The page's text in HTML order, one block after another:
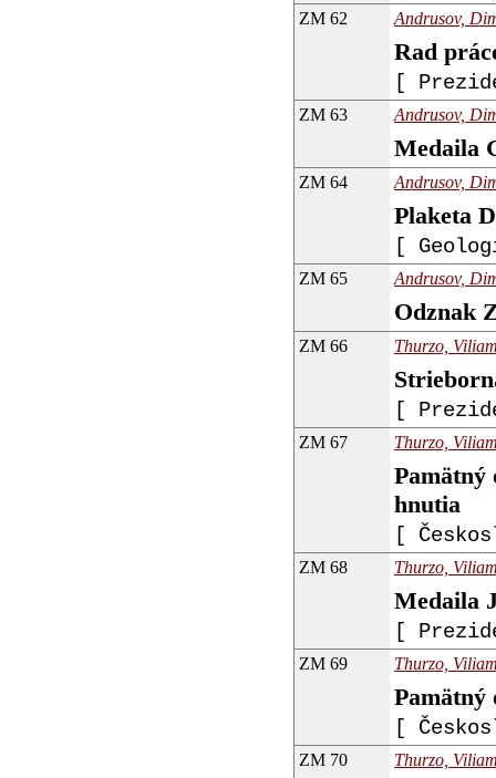
ZM 62 Andrusov,
Rad
[
ZM 63 Andrusov,
Medaila
ZM 64 Andrusov,
Plaketa
[
ZM 65 Andrusov,
Odznak
ZM 66 Thurzo,
[
ZM 67 Thurzo,
Pamätný
hnutia
[
ZM 68 Thurzo,
Medaila
[
ZM 69 Thurzo,
Pamätný
[
ZM 70 Thurzo,